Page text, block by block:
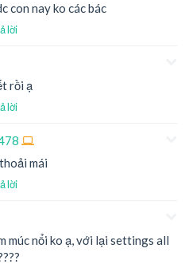
con nay ko các bác
lời
rồi ạ
lời
mái
lời
múc nổi ko ạ, với lại settings all